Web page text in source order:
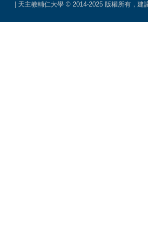
| 天主教輔仁大學 © 2014-2025 版權所有，